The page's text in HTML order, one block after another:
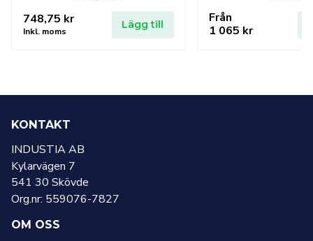
748,75 kr
Inkl. moms
Lägg till
Från
1 065 kr
KONTAKT
INDUSTIA AB
Kylarvägen 7
541 30 Skövde
Org.nr: 559076-7827
OM OSS